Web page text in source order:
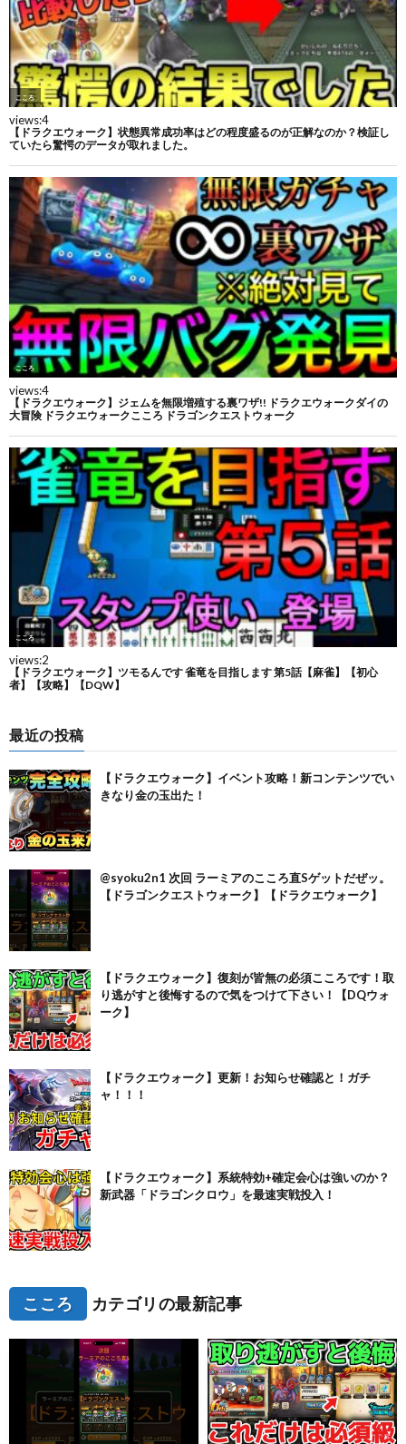
最近の投稿
【ドラクエウォーク】イベント攻略！新コンテンツでい
きなり金の玉出た！
@syoku2n1 次回 ラーミアのこころ直Sゲットだぜッ。
【ドラゴンクエストウォーク】【ドラクエウォーク】
【ドラクエウォーク】復刻が皆無の必須こころです！取
り逃がすと後悔するので気をつけて下さい！【DQウォ
ーク】
【ドラクエウォーク】更新！お知らせ確認と！ガチ
ャ！！！
【ドラクエウォーク】系統特効+確定会心は強いのか？
新武器「ドラゴンクロウ」を最速実戦投入！
こころ カテゴリの最新記事